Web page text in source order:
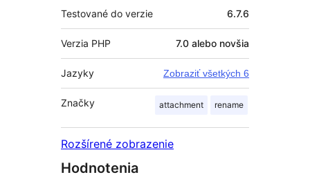
Testované do verzie 6.7.6
Verzia PHP 7.0 alebo novšia
Jazyky Zobraziť všetkých 6
Značky attachment rename
Rozšírené zobrazenie
Hodnotenia